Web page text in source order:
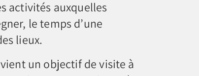
activités auxquelles
le temps d’une
lieux.
un objectif de visite à